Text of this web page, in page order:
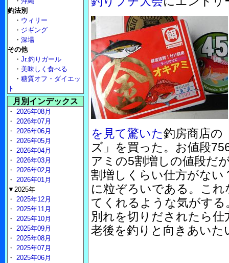
を見て驚いた釣房商店の
ズ」を買った。お値段
アミの5割増しの値段だ
割増しくらい仕方がな
に粒ぞろいである。これ
てくれるような気がする
別れを切りだされたら
老後を釣りと向きあいた
釣法別
・ ウィリー
・ ジギング
・ 深場
その他
・ Jr.釣りガール
・ 美味しく食べる
・ 糖質オフ・ダイエッ
ト
月別インデックス
・ 2026年08月
・ 2026年07月
・ 2026年06月
・ 2026年05月
・ 2026年04月
・ 2026年03月
・ 2026年02月
・ 2026年01月
▼2025年
・ 2025年12月
・ 2025年11月
・ 2025年10月
・ 2025年09月
・ 2025年08月
・ 2025年07月
・ 2025年06月